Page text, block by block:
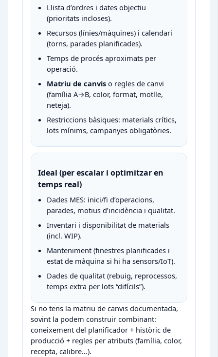
Llista d’ordres i dates objectiu
(prioritats incloses).
Recursos (línies/màquines) i calendari
(torns, parades planificades).
Temps de procés aproximats per
operació.
Matriu de canvis o regles de canvi
(família A→B, color, format, motlle,
neteja).
Restriccions bàsiques: materials crítics,
lots mínims, campanyes obligatòries.
Ideal (per escalar i optimitzar en
temps real)
Dades MES: inici/fi d’operacions,
parades, motius d’incidència i qualitat.
Inventari i disponibilitat de materials
(incl. WIP).
Manteniment (finestres planificades i
estat de màquina si hi ha sensors/IoT).
Dades de qualitat (rebuig, reprocessos,
temps extra per lots “difícils”).
Si no tens la matriu de canvis documentada,
sovint la podem construir combinant:
coneixement del planificador + històric de
producció + regles per atributs (família, color,
recepta, calibre…).